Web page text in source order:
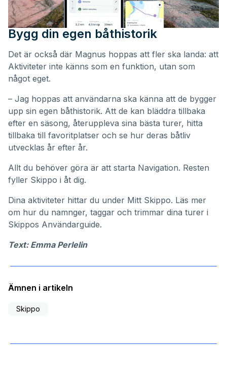
Bygg din egen båthistorik
Det är också där Magnus hoppas att fler ska landa: att
Aktiviteter inte känns som en funktion, utan som
något eget.
– Jag hoppas att användarna ska känna att de bygger
upp sin egen båthistorik. Att de kan bläddra tillbaka
efter en säsong, återuppleva sina bästa turer, hitta
tillbaka till favoritplatser och se hur deras båtliv
utvecklas år efter år.
Allt du behöver göra är att starta Navigation. Resten
fyller Skippo i åt dig.
Dina aktiviteter hittar du under Mitt Skippo. Läs mer
om hur du namnger, taggar och trimmar dina turer i
Skippos Användarguide.
Text: Emma Perlelin
Ämnen i artikeln
Skippo